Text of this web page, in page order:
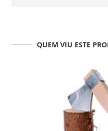
QUEM VIU ESTE